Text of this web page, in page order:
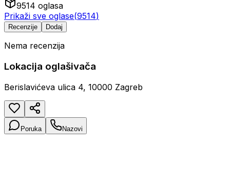
9514 oglasa
Prikaži sve oglase(9514)
Recenzije Dodaj
Nema recenzija
Lokacija oglašivača
Berislavićeva ulica 4, 10000 Zagreb
Poruka Nazovi